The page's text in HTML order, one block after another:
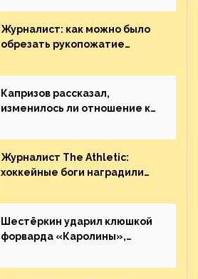
броске бутылкой в Кадри
Журналист: как можно было
обрезать рукопожатие
Плохая работа, ESPN
Капризов рассказал,
изменилось ли отношение к
Украине
Журналист The Athletic:
хоккейные боги наградили
великолепную игру
Шестёркин ударил клюшкой
форварда «Каролины»,
пятаке. Видео